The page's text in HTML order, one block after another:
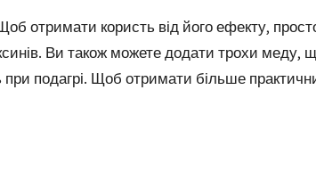
отримати користь від його ефекту,
Ви також можете додати трохи меду,
подагрі. Щоб отримати більше